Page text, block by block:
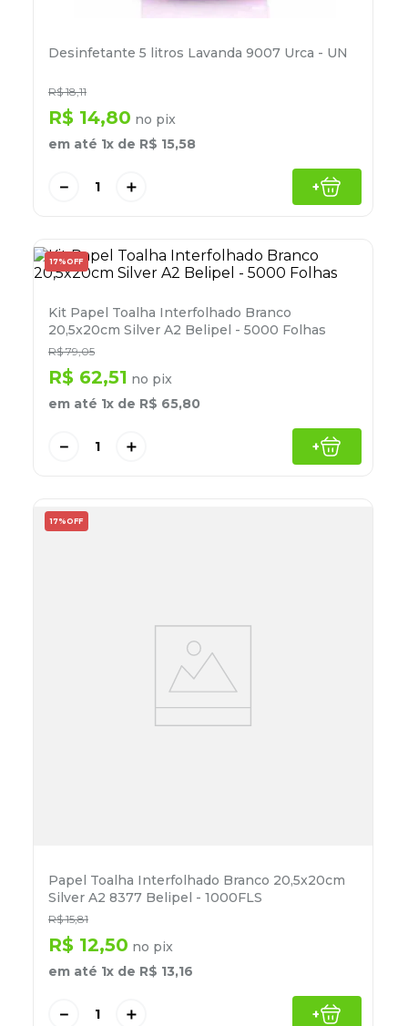
Desinfetante 5 litros Lavanda 9007 Urca - UN
R$ 18,11
R$ 14,80 no pix
em até 1x de R$ 15,58
＋
－ +
17% OFF
Kit Papel Toalha Interfolhado Branco
20,5x20cm Silver A2 Belipel - 5000 Folhas
R$ 79,05
R$ 62,51 no pix
em até 1x de R$ 65,80
＋
－ +
17% OFF
Papel Toalha Interfolhado Branco 20,5x20cm
Silver A2 8377 Belipel - 1000FLS
R$ 15,81
R$ 12,50 no pix
em até 1x de R$ 13,16
＋
－ +